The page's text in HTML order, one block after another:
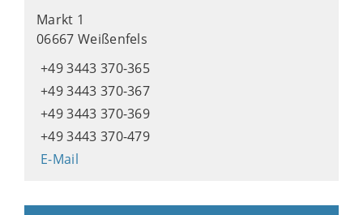
Markt 1
06667 Weißenfels
+49 3443 370-365
+49 3443 370-367
+49 3443 370-369
+49 3443 370-479
E-Mail